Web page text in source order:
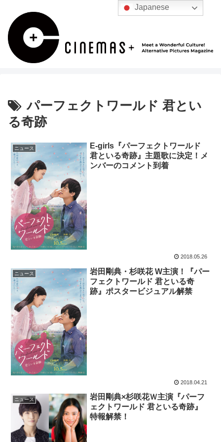
パーフェクトワールド 君とい
る奇跡
ニュース
E-girls『パーフェクトワールド
君といる奇跡』主題歌に決定！メ
ンバーのコメント到着
2018.05.26
ニュース
岩田剛典・杉咲花 W主演！『パー
フェクトワールド 君といる奇
跡』ポスタービジュアル解禁
2018.04.21
ニュース
岩田剛典×杉咲花Ｗ主演『パーフ
ェクトワールド 君といる奇跡』
特報解禁！
Japanese